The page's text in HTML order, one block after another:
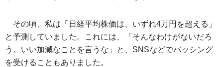
その頃、私は「日経平均株価は、いずれ4万円を超える」
と予測していました。これには、「そんなわけがないだろ
う。いい加減なことを言うな」と、SNSなどでバッシング
を受けることもありました。